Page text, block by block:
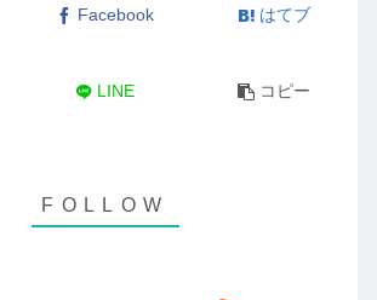
Facebook はてブ
LINE コピー